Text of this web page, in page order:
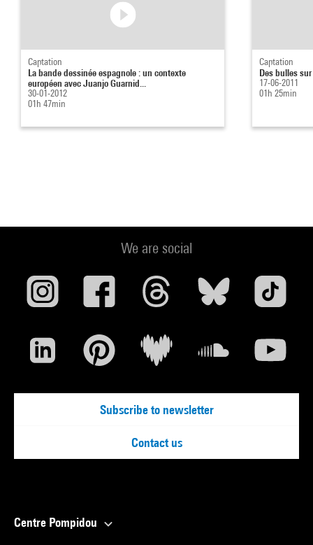
Captation
La bande dessinée espagnole : un contexte
européen avec Juanjo Guarnid...
30-01-2012
01h 47min
Captation
Des bulles
17-06-2011
01h 25min
We are social
Subscribe to newsletter
Contact us
Centre Pompidou